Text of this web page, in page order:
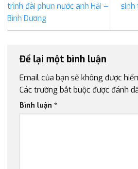
trình đài phun nước anh Hải –
Bình Dương
sinh
Để lại một bình luận
Email của bạn sẽ không được
Các trường bắt buộc được đánh
Bình luận *